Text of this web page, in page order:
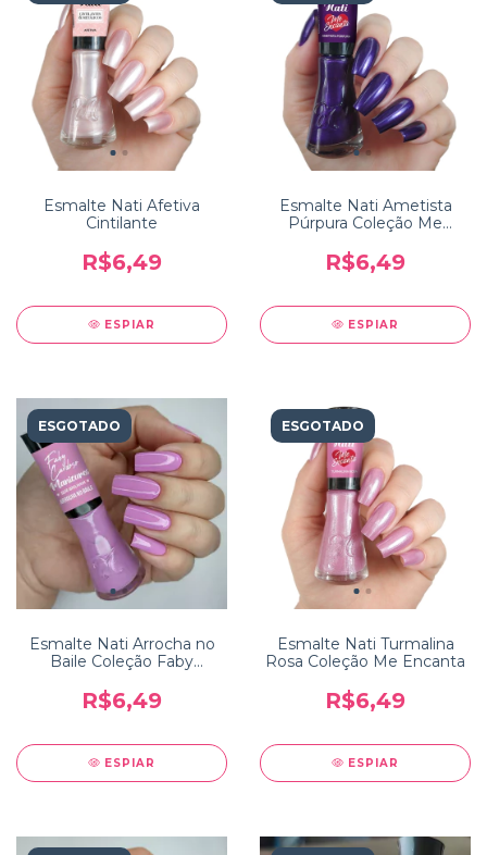
Esmalte Nati Afetiva
Cintilante
R$6,49
ESPIAR
Esmalte Nati Ametista
Púrpura Coleção Me
R$6,49
ESPIAR
ESGOTADO
Esmalte Nati Arrocha no
Baile Coleção Faby
Brilham
R$6,49
ESPIAR
ESGOTADO
Esmalte Nati Turmalina
Rosa Coleção Me Encanta
R$6,49
ESPIAR